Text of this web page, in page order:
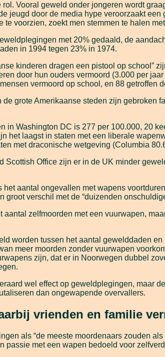
Vooral geweld onder jongeren wordt
jeugd door de media hype veroorzaakt
voorzien, zoekt men stemmen te halen met
met 20% gedaald, de
in 1994 tegen 23% in 1974.
kinderen dragen een pistool op school”
door hun ouders vermoord (3.000 per
vermoord op school, en 88 getroffen
grote Amerikaanse steden zijn gebroken
in Washington DC is 277 per 100.000, 20
het laagst in staten met een liberale
met draconische wetgeving (Columbia
Scottish Office zijn er in de UK minder
aantal ongevallen met wapens
verschil met de “duizenden
zelfmoorden met een vuurwapen,
worden tussen het aantal gewelddaden
meer moorden zonder vuurwapen
zijn, dat er in Noorwegen dubbel
wel effect op geweldplegingen, maar
dan ongewapende overvallers.
vrienden en familie
als “de meeste moordenaars zouden
passie met een wapen bedoeld voor